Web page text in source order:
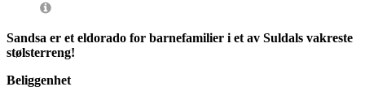
Sandsa er et eldorado for barnefamilier i et av Suldals vakreste
stølsterreng!
Beliggenhet